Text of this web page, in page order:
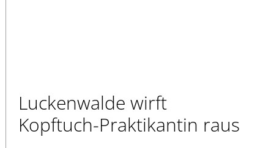
Luckenwalde wirft
Kopftuch-Praktikantin raus